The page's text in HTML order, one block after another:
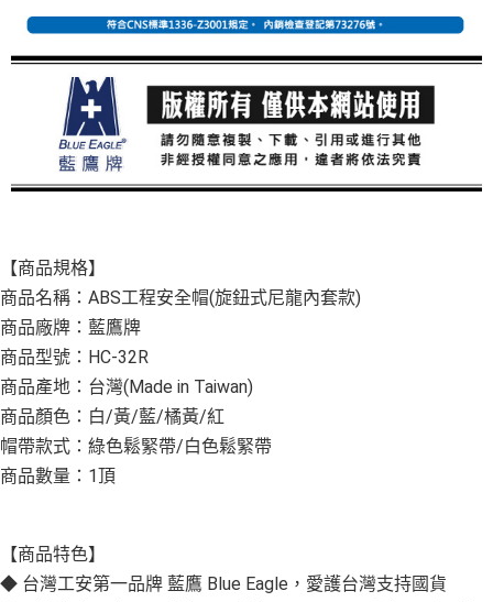
【商品規格】
商品名稱：ABS工程安全帽(旋鈕式尼龍內套款)
商品廠牌：藍鷹牌
商品型號：HC-32R
商品產地：台灣(Made in Taiwan)
商品顏色：白/黃/藍/橘黃/紅
帽帶款式：綠色鬆緊帶/白色鬆緊帶
商品數量：1頂
【商品特色】
◆ 台灣工安第一品牌 藍鷹 Blue Eagle，愛護台灣支持國貨